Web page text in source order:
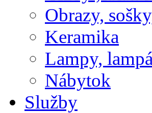
Obrazy,
Keramika
Lampy,
Nábytok
Služby